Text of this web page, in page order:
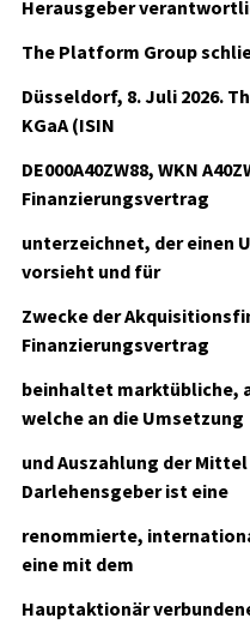
Herausgeber
The Platform Group
Düsseldorf, 8. Juli 2026.
KGaA (ISIN
DE000A40ZW88, WKN
Finanzierungsvertrag
unterzeichnet, der einen
vorsieht und für
Zwecke der
Finanzierungsvertrag
beinhaltet marktübliche,
welche an die Umsetzung
und Auszahlung der
Darlehensgeber ist eine
renommierte,
eine mit dem
Hauptaktionär